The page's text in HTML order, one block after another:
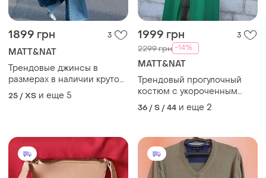
1899 грн 3
MATT&NAT
Трендовые джинсы в
размерах в наличии крутое
качество
25 / XS и еще 5
1999 грн 3
2299 грн -14%
MATT&NAT
Трендовый прогулочный
костюм с укороченным
худи с молнией
36 / S / 44 и еще 2